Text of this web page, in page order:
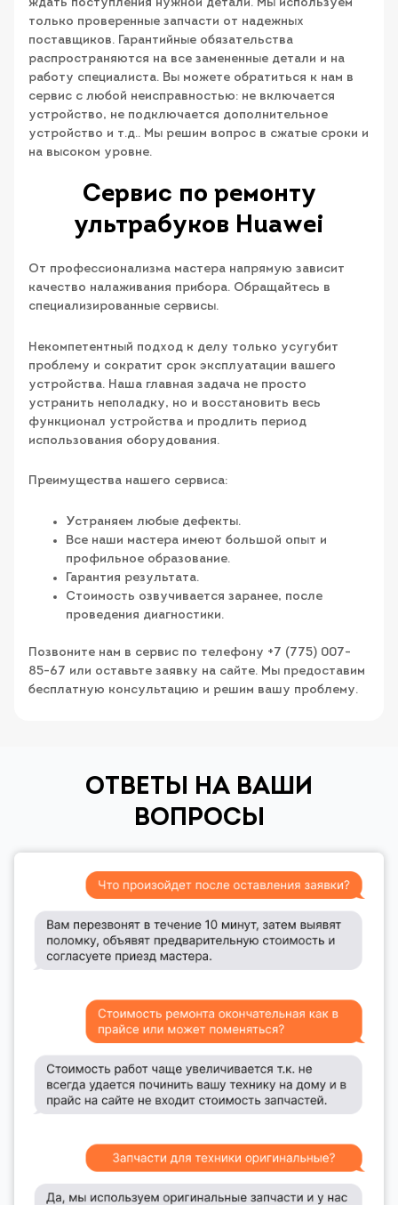
ждать поступления нужной детали. Мы используем
только проверенные запчасти от надежных
поставщиков. Гарантийные обязательства
распространяются на все замененные детали и на
работу специалиста. Вы можете обратиться к нам в
сервис с любой неисправностью: не включается
устройство, не подключается дополнительное
устройство и т.д.. Мы решим вопрос в сжатые сроки и
на высоком уровне.
Сервис по ремонту
ультрабуков Huawei
От профессионализма мастера напрямую зависит
качество налаживания прибора. Обращайтесь в
специализированные сервисы.
Некомпетентный подход к делу только усугубит
проблему и сократит срок эксплуатации вашего
устройства. Наша главная задача не просто
устранить неполадку, но и восстановить весь
функционал устройства и продлить период
использования оборудования.
Преимущества нашего сервиса:
Устраняем любые дефекты.
Все наши мастера имеют большой опыт и
профильное образование.
Гарантия результата.
Стоимость озвучивается заранее, после
проведения диагностики.
Позвоните нам в сервис по телефону +7 (775) 007-
85-67 или оставьте заявку на сайте. Мы предоставим
бесплатную консультацию и решим вашу проблему.
ОТВЕТЫ НА ВАШИ
ВОПРОСЫ